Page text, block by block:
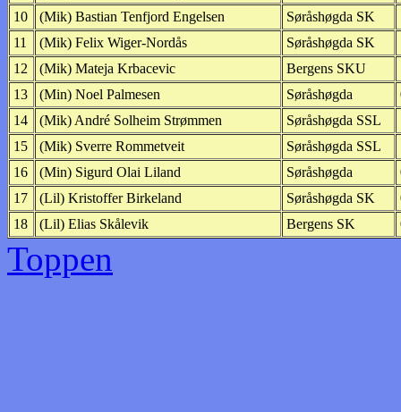
10
(Mik) Bastian Tenfjord Engelsen Søråshøgda SK
11
(Mik) Felix Wiger-Nordås Søråshøgda SK
12
(Mik) Mateja Krbacevic Bergens SKU
13
(Min) Noel Palmesen Søråshøgda
14
(Mik) André Solheim Strømmen Søråshøgda SSL
15
(Mik) Sverre Rommetveit Søråshøgda SSL
16
(Min) Sigurd Olai Liland Søråshøgda
17
(Lil) Kristoffer Birkeland Søråshøgda SK
18
(Lil) Elias Skålevik Bergens SK
Toppen